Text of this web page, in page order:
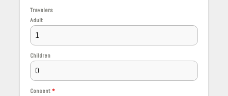
Travelers
Adult
Children
Consent*